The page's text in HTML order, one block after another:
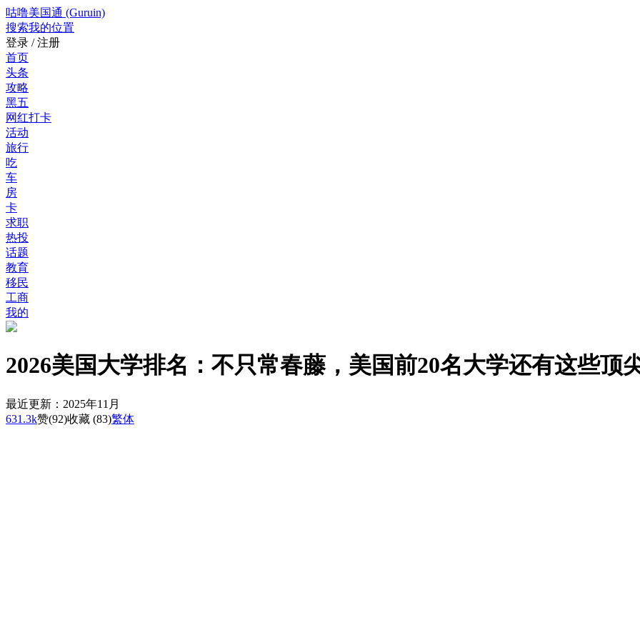
咕噜美国通 (Guruin)
搜索我的位置
登录 / 注册
首页
头条
攻略
黑五
网红打卡
活动
旅行
吃
车
房
卡
求职
热投
话题
教育
移民
工商
我的
2026美国大学排名：不只常春藤，美国前20名大学还有这些顶
最近更新：2025年11月
631.3k赞(92)收藏 (83)繁体